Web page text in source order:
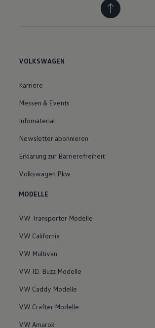
VOLKSWAGEN
Karriere
Messen & Events
Infomaterial
Newsletter abonnieren
Erklärung zur Barrierefreiheit
Volkswagen Pkw
MODELLE
VW Transporter Modelle
VW California
VW Multivan
VW ID. Buzz Modelle
VW Caddy Modelle
VW Crafter Modelle
VW Amarok